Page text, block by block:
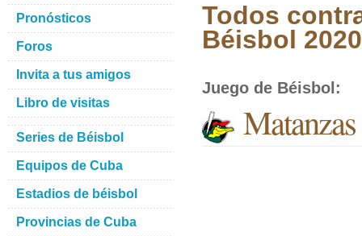
Todos
Béisbol
Juego de Béisbol :
Pronósticos
Foros
Invita a tus amigos
Libro de visitas
Series de Béisbol
Equipos de Cuba
Estadios de béisbol
Provincias de Cuba